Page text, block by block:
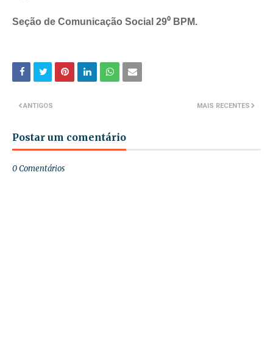
Seção de Comunicação Social 29⁰ BPM.
MAIS RECENTES
ANTIGOS
Postar um comentário
0 Comentários